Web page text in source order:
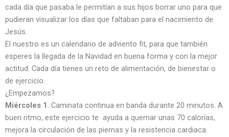
cada día que pasaba le permitían a sus hijos borrar uno para que
pudieran visualizar los días que faltaban para el nacimiento de
Jesús.
El nuestro es un calendario de adviento fit, para que también
esperes la llegada de la Navidad en buena forma y con la mejor
actitud. Cada día tienes un reto de alimentación, de bienestar o
de ejercicio.
¿Empezamos?
Miércoles 1. Caminata continua en banda durante 20 minutos. A
buen ritmo, este ejercicio te ayuda a quemar unas 70 calorías,
mejora la circulación de las piernas y la resistencia cardiaca.